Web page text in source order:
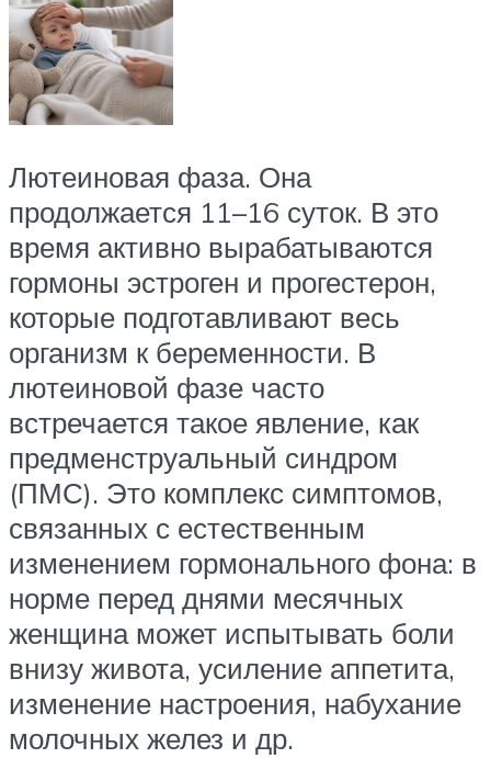
Лютеиновая фаза. Она
продолжается 11–16 суток. В это
время активно вырабатываются
гормоны эстроген и прогестерон,
которые подготавливают весь
организм к беременности. В
лютеиновой фазе часто
встречается такое явление, как
предменструальный синдром
(ПМС). Это комплекс симптомов,
связанных с естественным
изменением гормонального фона: в
норме перед днями месячных
женщина может испытывать боли
внизу живота, усиление аппетита,
изменение настроения, набухание
молочных желез и др.